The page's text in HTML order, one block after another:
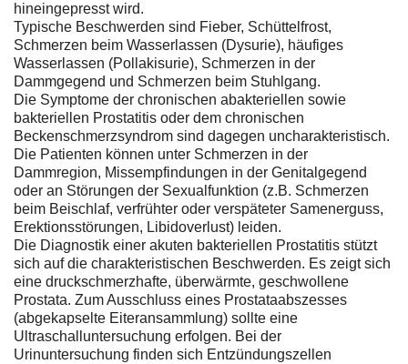
hineingepresst wird.
Typische Beschwerden sind Fieber, Schüttelfrost,
Schmerzen beim Wasserlassen (Dysurie), häufiges
Wasserlassen (Pollakisurie), Schmerzen in der
Dammgegend und Schmerzen beim Stuhlgang.
Die Symptome der chronischen abakteriellen sowie
bakteriellen Prostatitis oder dem chronischen
Beckenschmerzsyndrom sind dagegen uncharakteristisch.
Die Patienten können unter Schmerzen in der
Dammregion, Missempfindungen in der Genitalgegend
oder an Störungen der Sexualfunktion (z.B. Schmerzen
beim Beischlaf, verfrühter oder verspäteter Samenerguss,
Erektionsstörungen, Libidoverlust) leiden.
Die Diagnostik einer akuten bakteriellen Prostatitis stützt
sich auf die charakteristischen Beschwerden. Es zeigt sich
eine druckschmerzhafte, überwärmte, geschwollene
Prostata. Zum Ausschluss eines Prostataabszesses
(abgekapselte Eiteransammlung) sollte eine
Ultraschalluntersuchung erfolgen. Bei der
Urinuntersuchung finden sich Entzündungszellen